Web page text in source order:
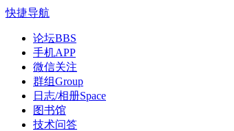
快捷导航
论坛BBS
手机APP
微信关注
群组Group
日志/相册Space
图书馆
技术问答